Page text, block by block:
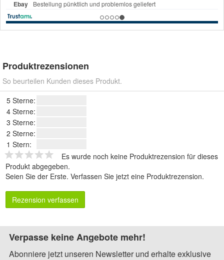
Produktrezensionen
So beurteilen Kunden dieses Produkt.
5 Sterne:
4 Sterne:
3 Sterne:
2 Sterne:
1 Stern:
Es wurde noch keine Produktrezension für dieses
Produkt abgegeben.
Seien Sie der Erste. Verfassen Sie jetzt eine Produktrezension.
Rezension verfassen
Verpasse keine Angebote mehr!
Abonniere jetzt unseren Newsletter und erhalte exklusive